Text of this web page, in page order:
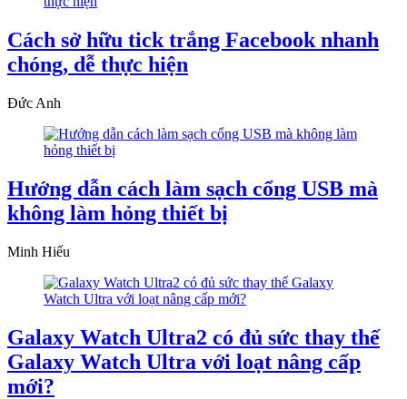
Cách sở hữu tick trắng Facebook nhanh
chóng, dễ thực hiện
Đức Anh
Hướng dẫn cách làm sạch cổng USB mà
không làm hỏng thiết bị
Minh Hiếu
Galaxy Watch Ultra2 có đủ sức thay thế
Galaxy Watch Ultra với loạt nâng cấp
mới?